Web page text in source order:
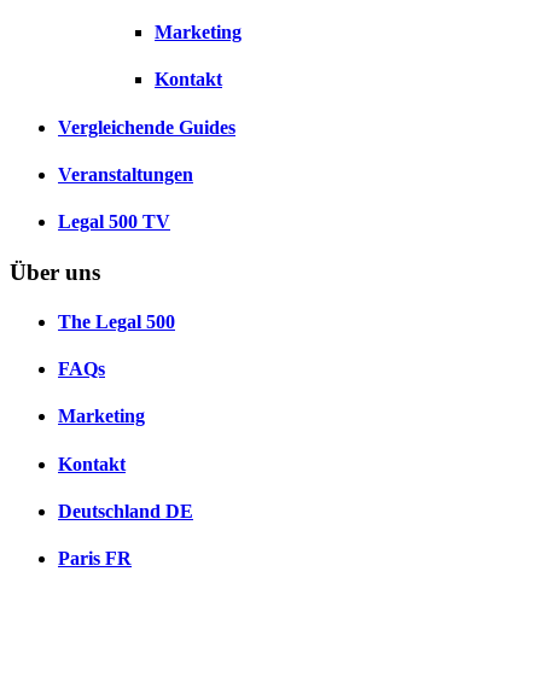
Marketing
Kontakt
Vergleichende Guides
Veranstaltungen
Legal 500 TV
Über uns
The Legal 500
FAQs
Marketing
Kontakt
Deutschland DE
Paris FR